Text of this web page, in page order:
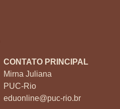
CONTATO PRINCIPAL
Mirna Juliana
PUC-Rio
eduonline@puc-rio.br